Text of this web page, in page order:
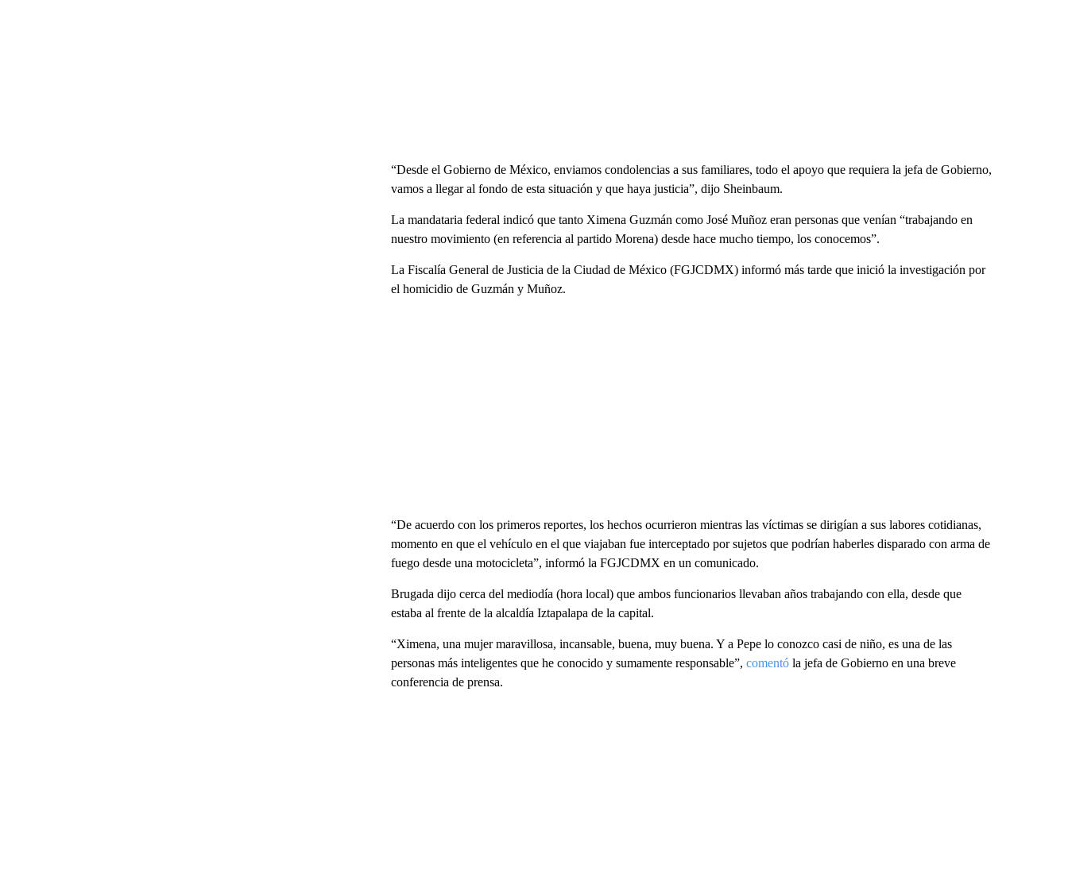
“Desde el Gobierno de México, enviamos condolencias a sus familiares, todo el apoyo que requiera la jefa de Gobierno,
vamos a llegar al fondo de esta situación y que haya justicia”, dijo Sheinbaum.
La mandataria federal indicó que tanto Ximena Guzmán como José Muñoz eran personas que venían “trabajando en
nuestro movimiento (en referencia al partido Morena) desde hace mucho tiempo, los conocemos”.
La Fiscalía General de Justicia de la Ciudad de México (FGJCDMX) informó más tarde que inició la investigación por
el homicidio de Guzmán y Muñoz.
“De acuerdo con los primeros reportes, los hechos ocurrieron mientras las víctimas se dirigían a sus labores cotidianas,
momento en que el vehículo en el que viajaban fue interceptado por sujetos que podrían haberles disparado con arma de
fuego desde una motocicleta”, informó la FGJCDMX en un comunicado.
Brugada dijo cerca del mediodía (hora local) que ambos funcionarios llevaban años trabajando con ella, desde que
estaba al frente de la alcaldía Iztapalapa de la capital.
“Ximena, una mujer maravillosa, incansable, buena, muy buena. Y a Pepe lo conozco casi de niño, es una de las
personas más inteligentes que he conocido y sumamente responsable”, comentóla jefa de Gobierno en una breve
conferencia de prensa.